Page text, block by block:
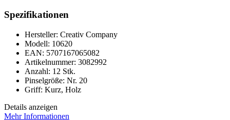
Spezifikationen
Hersteller: Creativ Company
Modell: 10620
EAN: 5707167065082
Artikelnummer: 3082992
Anzahl: 12 Stk.
Pinselgröße: Nr. 20
Griff: Kurz, Holz
Details anzeigen
Mehr Informationen